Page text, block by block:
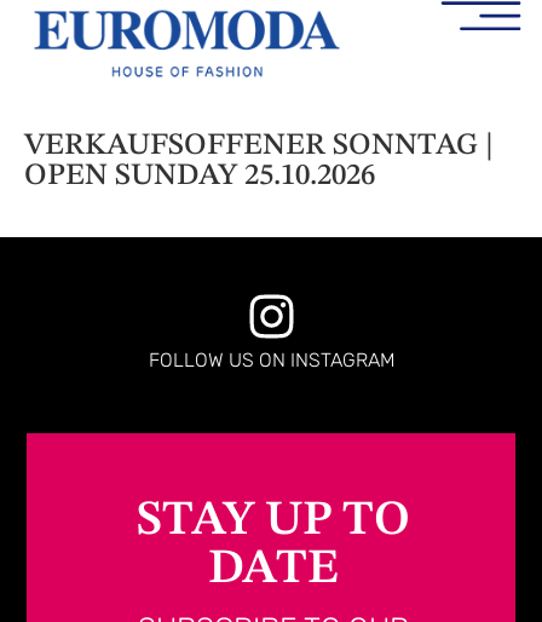
VERKAUFSOFFENER SONNTAG |
OPEN SUNDAY 25.10.2026
FOLLOW US ON INSTAGRAM
STAY UP TO
DATE